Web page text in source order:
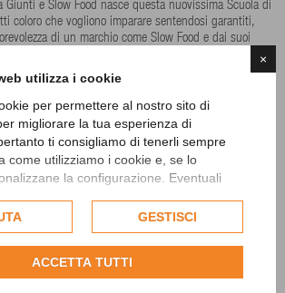
×
utilizza i cookie
per permettere al nostro sito di
migliorare la tua esperienza di
ti consigliamo di tenerli sempre
come utilizziamo i cookie e, se lo
la configurazione. Eventuali
previa acquisizione del consenso
cookie completa.
GESTISCI
ACCETTA TUTTI
Giunti e Slow Food nasce questa nuovissima Scuola di
coloro che vogliono imparare sentendosi garantiti,
di un marchio come Slow Food e dai suoi
con testi e immagini, passo dopo passo, i gesti e i
italiana, proponendo moltissime realizzazioni
territorio, integrate da box di approfondimento e
apparato di ricette.
VISTI DI RECENTE
PRODOTTI IN QUESTA CATEGORIA